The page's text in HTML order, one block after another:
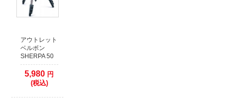
2017年05月12日
クレジットカード本人認証サービス対応いたしました
各クレジットカード会社の本人認証サービスをご利用いただいた場合、決済確
認時間を早めることが出来ます。
ド会社へ確認してからの発送となります。
1日程度(場合により2、3日以上)出荷までお時間がかかりますので予めご了承く
アウトレット
ベルボン
SHERPA 50
5,980 円
(税込)